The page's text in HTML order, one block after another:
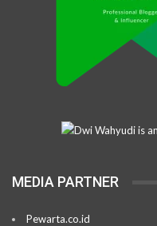
MEDIA PARTNER
Pewarta.co.id